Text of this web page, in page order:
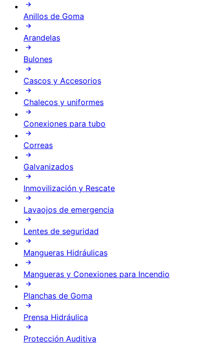
Anillos de Goma
Arandelas
Bulones
Cascos y Accesorios
Chalecos y uniformes
Conexiones para tubo
Correas
Galvanizados
Inmovilización y Rescate
Lavaojos de emergencia
Lentes de seguridad
Mangueras Hidráulicas
Mangueras y Conexiones para Incendio
Planchas de Goma
Prensa Hidráulica
Protección Auditiva